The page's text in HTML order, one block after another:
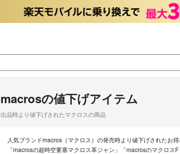
macrosの値下げアイテム
出品時より値下げされたマクロスの商品
人気ブランドmacros（マクロス）の発売時より値下げされたお
「macrosの超時空要塞マクロス革ジャン」「macrosのマクロ